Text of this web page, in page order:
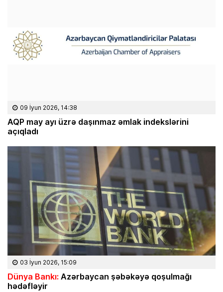
09 İyun 2026, 14:38
AQP may ayı üzrə daşınmaz əmlak indekslərini
açıqladı
03 İyun 2026, 15:09
Dünya Bankı: Azərbaycan şəbəkəyə qoşulmağı
hədəfləyir